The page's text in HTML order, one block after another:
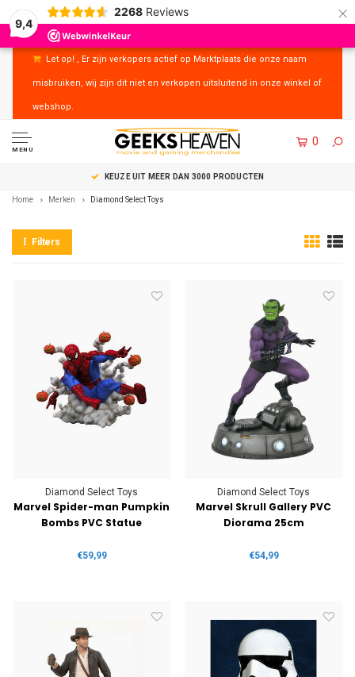
9,4
2268 Reviews ×
Let op! , Er zijn verkopers actief op Marktplaats die onze naam
misbruiken, wij zijn dit niet en verkopen uitsluitend in onze winkel of
webshop.
MENU
0
KEUZE UIT MEER DAN 3000 PRODUCTEN
Home Merken Diamond Select Toys
Filters
Diamond Select Toys
Marvel Spider-man Pumpkin
Bombs PVC Statue
€59,99
Diamond Select Toys
Marvel Skrull Gallery PVC
Diorama 25cm
€54,99